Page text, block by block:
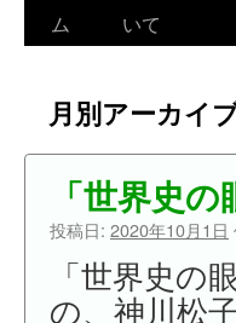
ツ
ム
いて
月別アーカイ
「世界史
投稿日: 2020年10月1日
「世界史の
の、神川松